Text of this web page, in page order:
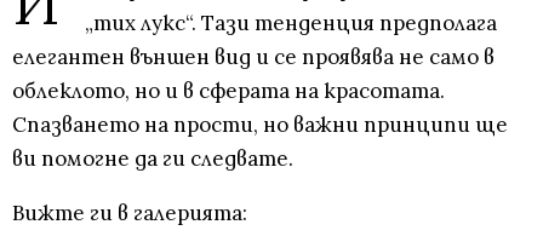
„тих лукс“. Тази тенденция предполага
елегантен външен вид и се проявява не само в
облеклото, но и в сферата на красотата.
Спазването на прости, но важни принципи ще
ви помогне да ги следвате.
Вижте ги в галерията: